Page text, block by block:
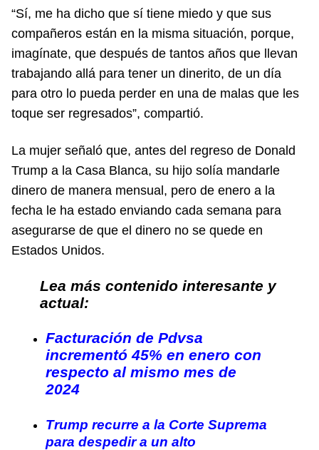
“Sí, me ha dicho que sí tiene miedo y que sus
compañeros están en la misma situación, porque,
imagínate, que después de tantos años que llevan
trabajando allá para tener un dinerito, de un día
para otro lo pueda perder en una de malas que les
toque ser regresados”, compartió.
La mujer señaló que, antes del regreso de Donald
Trump a la Casa Blanca, su hijo solía mandarle
dinero de manera mensual, pero de enero a la
fecha le ha estado enviando cada semana para
asegurarse de que el dinero no se quede en
Estados Unidos.
Lea más contenido interesante y
actual:
Facturación de Pdvsa
incrementó 45% en enero con
respecto al mismo mes de
2024
Trump recurre a la Corte Suprema
para despedir a un alto